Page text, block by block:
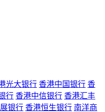
光大银行 香港中国银行 香
行 香港中信银行 香港汇丰
银行 香港恒生银行 南洋商